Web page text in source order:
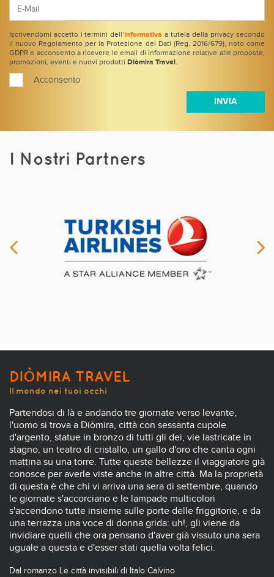
Iscrivendomi accetto i termini dell’ informativa a tutela della privacy secondo
il nuovo Regolamento per la Protezione dei Dati (Reg. 2016/679), noto come
GDPR e acconsento a ricevere le email di informazione relative alle proposte,
promozioni, eventi e nuovi prodotti Diòmira Travel .
Acconsento
I Nostri Partners
DIÒMIRA TRAVEL
Il mondo nei tuoi occhi
Partendosi di là e andando tre giornate verso levante,
l'uomo si trova a Diòmira, città con sessanta cupole
d'argento, statue in bronzo di tutti gli dei, vie lastricate in
stagno, un teatro di cristallo, un gallo d'oro che canta ogni
mattina su una torre. Tutte queste bellezze il viaggiatore già
conosce per averle viste anche in altre città. Ma la proprietà
di questa è che chi vi arriva una sera di settembre, quando
le giornate s'accorciano e le lampade multicolori
s'accendono tutte insieme sulle porte delle friggitorie, e da
una terrazza una voce di donna grida: uh!, gli viene da
invidiare quelli che ora pensano d'aver già vissuto una sera
uguale a questa e d'esser stati quella volta felici.
Dal romanzo Le città invisibili di Italo Calvino